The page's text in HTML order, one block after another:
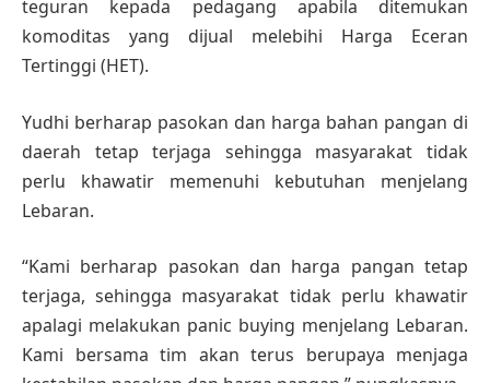
teguran kepada pedagang apabila ditemukan
komoditas yang dijual melebihi Harga Eceran
Tertinggi (HET).
Yudhi berharap pasokan dan harga bahan pangan di
daerah tetap terjaga sehingga masyarakat tidak
perlu khawatir memenuhi kebutuhan menjelang
Lebaran.
“Kami berharap pasokan dan harga pangan tetap
terjaga, sehingga masyarakat tidak perlu khawatir
apalagi melakukan panic buying menjelang Lebaran.
Kami bersama tim akan terus berupaya menjaga